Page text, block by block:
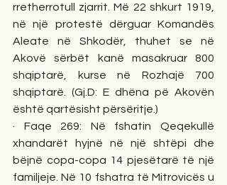
rretherrotull zjarrit. Më 22 shkurt 1919,
në një protestë dërguar Komandës
Aleate në Shkodër, thuhet se në
Akovë sërbët kanë masakruar 800
shqiptarë, kurse në Rozhajë 700
shqiptarë. (Gj.D: E dhëna pë Akovën
është qartësisht përsëritje.)
· Faqe 269: Në fshatin Qeqekullë
xhandarët hyjnë në një shtëpi dhe
bëjnë copa-copa 14 pjesëtarë të një
familjeje. Në 10 fshatra të Mitrovicës u